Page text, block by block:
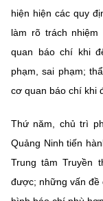
hiện hiện các quy
làm rõ trách
quan báo chí khi
phạm, sai phạm;
cơ quan báo chí khi
Thứ năm, chủ trì
Quảng Ninh tiến
Trung tâm Truyền
được; những vấn đề